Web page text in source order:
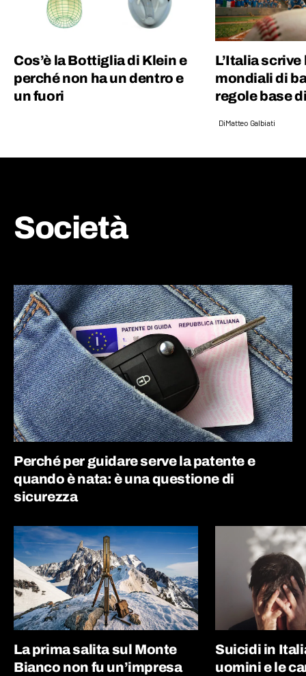
Cos’è la Bottiglia di Klein e
perché non ha un dentro e
un fuori
L’Italia
mondiali di
regole base
DiMatteo Galbiati
Società
Perché per guidare serve la patente e
quando è nata: è una questione di
sicurezza
La prima salita sul Monte
Bianco non fu un’impresa
Suicidi in
uomini e le